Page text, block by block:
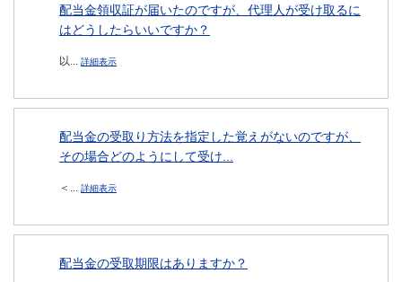
配当金領収証が届いたのですが、代理人が受け取るに
はどうしたらいいですか？
以... 詳細表示
配当金の受取り方法を指定した覚えがないのですが、
その場合どのようにして受け...
＜... 詳細表示
配当金の受取期限はありますか？